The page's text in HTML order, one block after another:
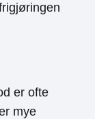
er ofte
mye